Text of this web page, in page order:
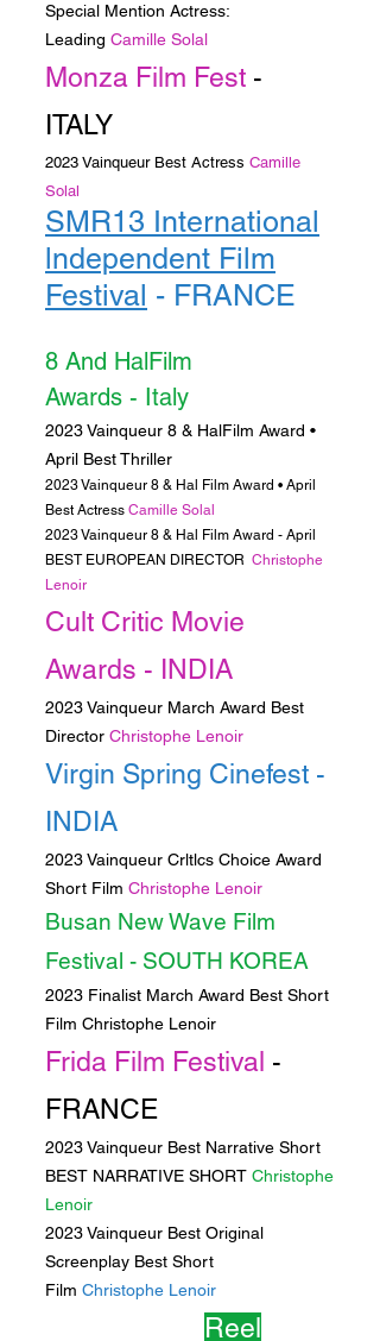
Special Mention Actress:
Leading Camille Solal
Monza Film Fest -
ITALY
2023 Vainqueur Best Actress Camille
Solal
SMR13 International
lndependent Film
Festival - FRANCE
8 And HalFilm
Awards - Italy
2023 Vainqueur 8 & HalFilm Award •
April Best Thriller
2023 Vainqueur 8 & Hal Film Award • April
Best Actress Camille Solal
2023 Vainqueur 8 & Hal Film Award - April
BEST EUROPEAN DIRECTOR Christophe
Lenoir
Cult Critic Movie
Awards - INDIA
2023 Vainqueur March Award Best
Director Christophe Lenoir
Virgin Spring Cinefest -
INDIA
2023 Vainqueur Crltlcs Choice Award
Short Film Christophe Lenoir
Busan New Wave Film
Festival - SOUTH KOREA
2023 Finalist March Award Best Short
Film Christophe Lenoir
Frida Film Festival -
FRANCE
2023 Vainqueur Best Narrative Short
BEST NARRATIVE SHORT Christophe
Lenoir
2023 Vainqueur Best Original
Screenplay Best Short
Film Christophe Lenoir
Reel